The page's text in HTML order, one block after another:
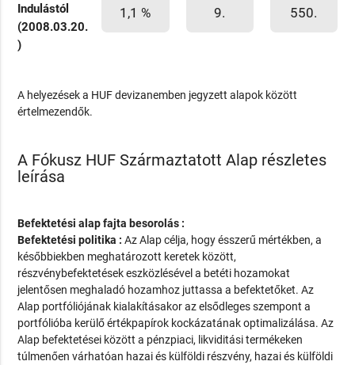
Indulástól
(2008.03.20.
)
1,1 % 9. 550.
A helyezések a HUF devizanemben jegyzett alapok között
értelmezendők.
A Fókusz HUF Származtatott Alap részletes
leírása
Befektetési alap fajta besorolás :
Befektetési politika :Az Alap célja, hogy ésszerű mértékben, a
későbbiekben meghatározott keretek között,
részvénybefektetések eszközlésével a betéti hozamokat
jelentősen meghaladó hozamhoz juttassa a befektetőket. Az
Alap portfóliójának kialakításakor az elsődleges szempont a
portfólióba kerülő értékpapírok kockázatának optimalizálása. Az
Alap befektetései között a pénzpiaci, likviditási termékeken
túlmenően várhatóan hazai és külföldi részvény, hazai és külföldi